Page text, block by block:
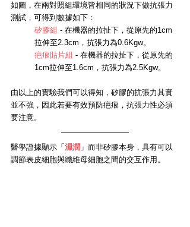
如圖，在兩對照組環境皆相同的狀況下做抗張力
測試，可得到數據如下：
矽膠組 - 在機器的拉扯下，從原先的1cm
拉伸至2.3cm，抗張力為0.6Kgw。
疤痕貼片組 - 在機器的拉扯下，從原先的
1cm拉伸至1.6cm，抗張力為2.5Kgw。
由以上的實驗我們可以得知，矽膠的抗張力其實
並不強，因此若要有效預防疤痕，抗張力性必須
要注意。
醫學證據顯示「 濕潤 」而非矽膠本身，具有可以
調節表皮細胞與纖維母細胞之間的交互作用。